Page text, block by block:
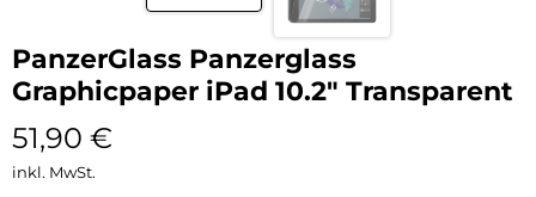
PanzerGlass Panzerglass
Graphicpaper iPad 10.2″ Transparent
51,90 €
inkl. MwSt.